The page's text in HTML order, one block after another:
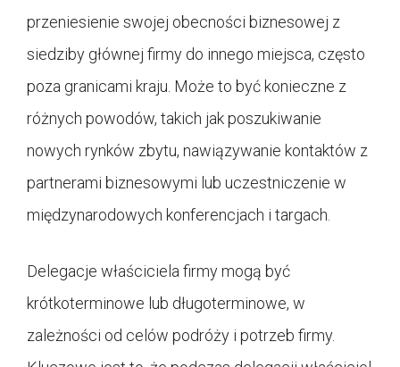
przeniesienie swojej obecności biznesowej z
siedziby głównej firmy do innego miejsca, często
poza granicami kraju. Może to być konieczne z
różnych powodów, takich jak poszukiwanie
nowych rynków zbytu, nawiązywanie kontaktów z
partnerami biznesowymi lub uczestniczenie w
międzynarodowych konferencjach i targach.
Delegacje właściciela firmy mogą być
krótkoterminowe lub długoterminowe, w
zależności od celów podróży i potrzeb firmy.